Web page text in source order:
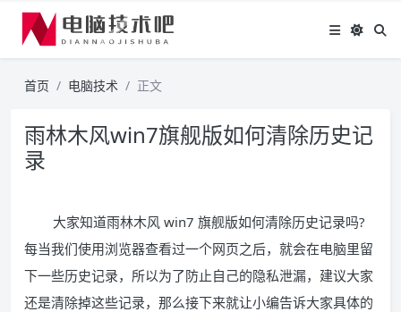
首页 电脑技术 正文
雨林木风win7旗舰版如何清除历史记
录
大家知道雨林木风 win7 旗舰版如何清除历史记录吗?
每当我们使用浏览器查看过一个网页之后，就会在电脑里留
下一些历史记录，所以为了防止自己的隐私泄漏，建议大家
还是清除掉这些记录，那么接下来就让小编告诉大家具体的